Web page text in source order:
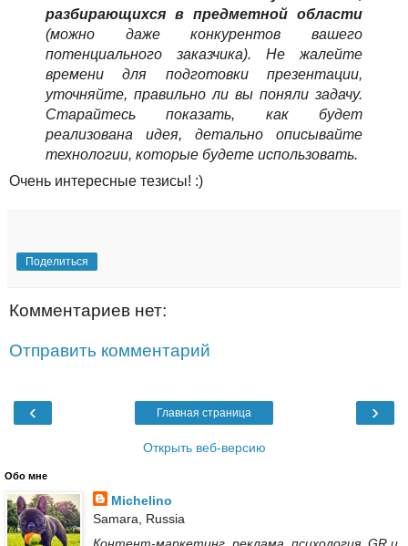
разбирающихся в предметной области
(можно даже конкурентов вашего
потенциального заказчика). Не жалейте
времени для подготовки презентации,
уточняйте, правильно ли вы поняли задачу.
Старайтесь показать, как будет
реализована идея, детально описывайте
технологии, которые будете использовать.
Очень интересные тезисы! :)
Поделиться
Комментариев нет:
Отправить комментарий
‹ ›
Главная страница
Открыть веб-версию
Обо мне
Michelino
Samara, Russia